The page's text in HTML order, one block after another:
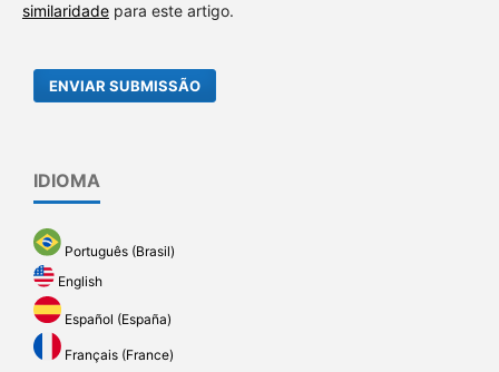
similaridadepara este artigo.
ENVIAR SUBMISSÃO
IDIOMA
Português (Brasil)
English
Español (España)
Français (France)